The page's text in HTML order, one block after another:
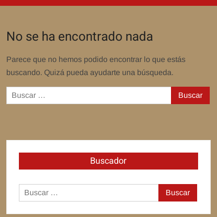
No se ha encontrado nada
Parece que no hemos podido encontrar lo que estás
buscando. Quizá pueda ayudarte una búsqueda.
Buscar:
Buscador
Buscar: